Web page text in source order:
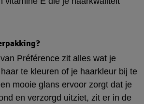
Préférence zit alles wat je
te kleuren of je haarkleur bij te
mooie glans ervoor zorgt dat je
en verzorgd uitziet, zit er in de